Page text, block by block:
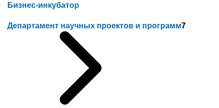
Бизнес-инкубатор
Департамент научных проектов и программ7